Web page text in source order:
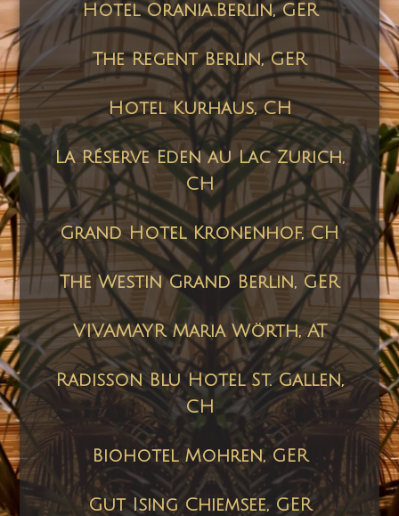
Hotel Orania.Berlin, GER
The Regent Berlin, GER
Hotel Kurhaus, CH
La Réserve Eden au Lac Zurich,
CH
Grand Hotel Kronenhof, CH
The Westin Grand Berlin, GER
VIVAMAYR Maria Wörth, AT
Radisson Blu Hotel St. Gallen,
CH
Biohotel Mohren, GER
Gut Ising Chiemsee, GER